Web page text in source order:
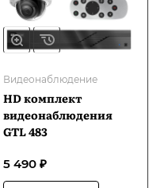
Видеонаблюдение
HD комплект
видеонаблюдения
GTL 483
5 490 ₽